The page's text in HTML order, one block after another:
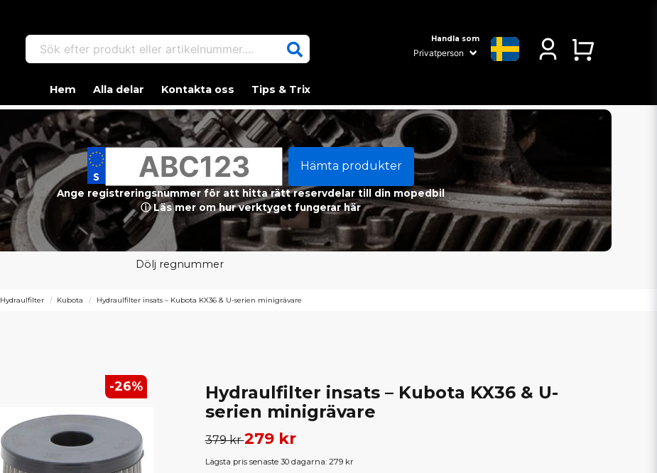
Sök efter produkt eller artikelnummer.... Handla som
Hem Alla delar Kontakta oss Tips & Trix
Hämta produkter
Ange registreringsnummer för att hitta rätt reservdelar till din mopedbil
ⓘ Läs mer om hur verktyget fungerar här
Dölj regnummer
Hydraulfilter Kubota Hydraulfilter insats – Kubota KX36 & U-serien minigrävare
-26%
Hydraulfilter insats – Kubota KX36 & U-
serien minigrävare
379 kr279 kr
Lägsta pris senaste 30 dagarna: 279 kr